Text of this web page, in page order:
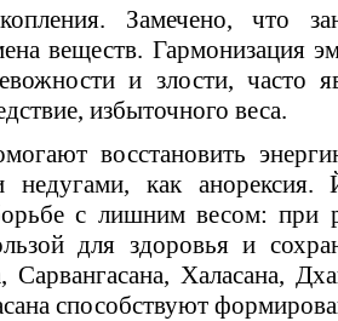
Замечено, что
веществ. Гармонизация
и злости, часто
избыточного веса.
восстановить
недугами, как
с лишним весом: при
для здоровья и
Сарвангасана, Халасана,
способствуют